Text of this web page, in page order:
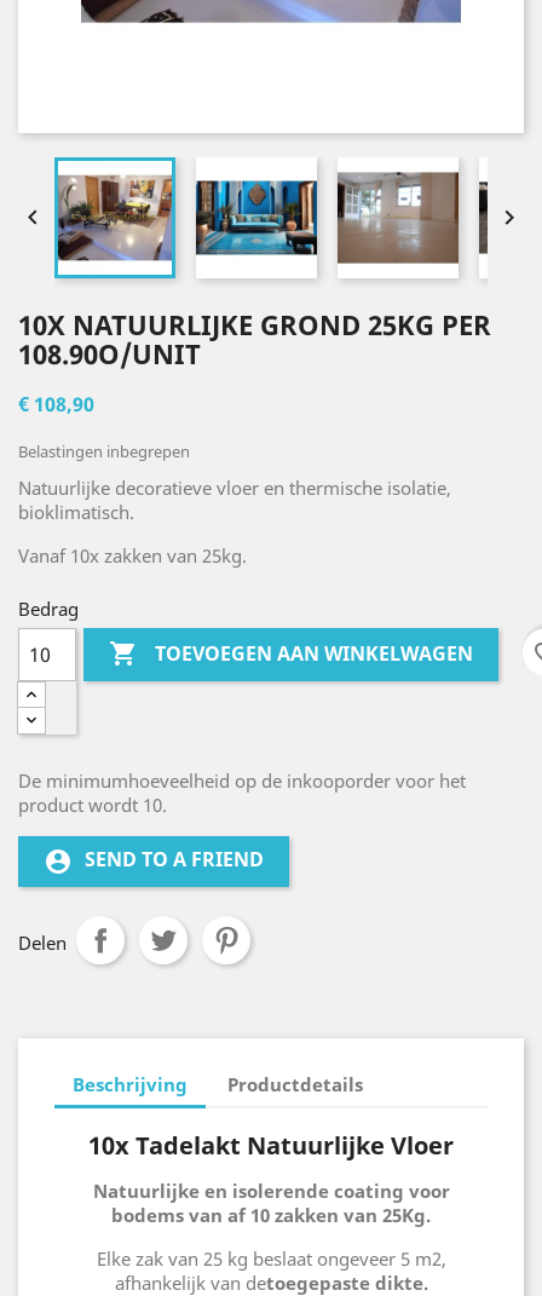
 
10X NATUURLIJKE GROND 25KG PER
108.90O/UNIT
€ 108,90
Belastingen inbegrepen
Natuurlijke decoratieve vloer en thermische isolatie,
bioklimatisch.
Vanaf 10x zakken van 25kg.
Bedrag
 TOEVOEGEN AAN WINKELWAGEN
De minimumhoeveelheid op de inkooporder voor het
product wordt 10.
account_circle SEND TO A FRIEND
Delen
Beschrijving Productdetails
10x Tadelakt Natuurlijke Vloer
Natuurlijke en isolerende coating voor
bodems van af 10 zakken van 25Kg.
Elke zak van 25 kg beslaat ongeveer 5 m2,
afhankelijk van detoegepaste dikte.